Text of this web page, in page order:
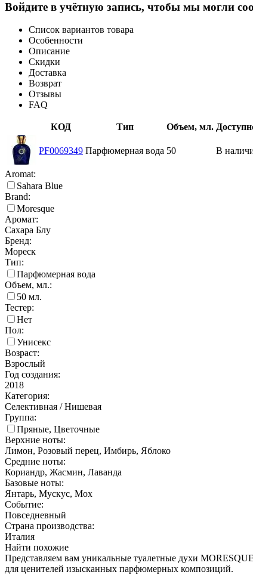
Войдите в учётную запись, чтобы мы могли
Список вариантов товара
Особенности
Описание
Скидки
Доставка
Возврат
Отзывы
FAQ
КОД Тип Объем, мл.
PF0069349 Парфюмерная вода 50 В
Aromat:
Sahara Blue
Brand:
Moresque
Аромат:
Сахара Блу
Бренд:
Мореск
Тип:
Парфюмерная вода
Объем, мл.:
50 мл.
Тестер:
Нет
Пол:
Унисекс
Возраст:
Взрослый
Год создания:
2018
Категория:
Селективная / Нишевая
Группа:
Пряные, Цветочные
Верхние ноты:
Лимон, Розовый перец, Имбирь, Яблоко
Средние ноты:
Кориандр, Жасмин, Лаванда
Базовые ноты:
Янтарь, Мускус, Мох
Событие:
Повседневный
Страна производства:
Италия
Найти похожие
Представляем вам уникальные туалетные духи
для ценителей изысканных парфюмерных композиций.